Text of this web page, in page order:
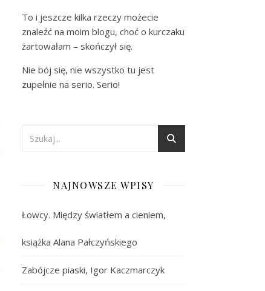
To i jeszcze kilka rzeczy możecie
znaleźć na moim blogu, choć o kurczaku
żartowałam – skończył się.
Nie bój się, nie wszystko tu jest
zupełnie na serio. Serio!
NAJNOWSZE WPISY
Łowcy. Między światłem a cieniem,
książka Alana Pałczyńskiego
Zabójcze piaski, Igor Kaczmarczyk